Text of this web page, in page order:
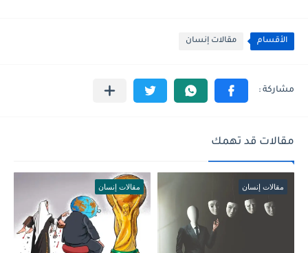
الأقسام مقالات إنسان
مقالات قد تهمك
مقالات إنسان مقالات إنسان